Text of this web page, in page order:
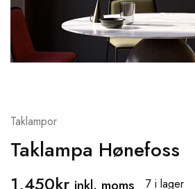
Taklampor
Taklampa Hønefoss
1,450kr inkl. moms 7 i lager